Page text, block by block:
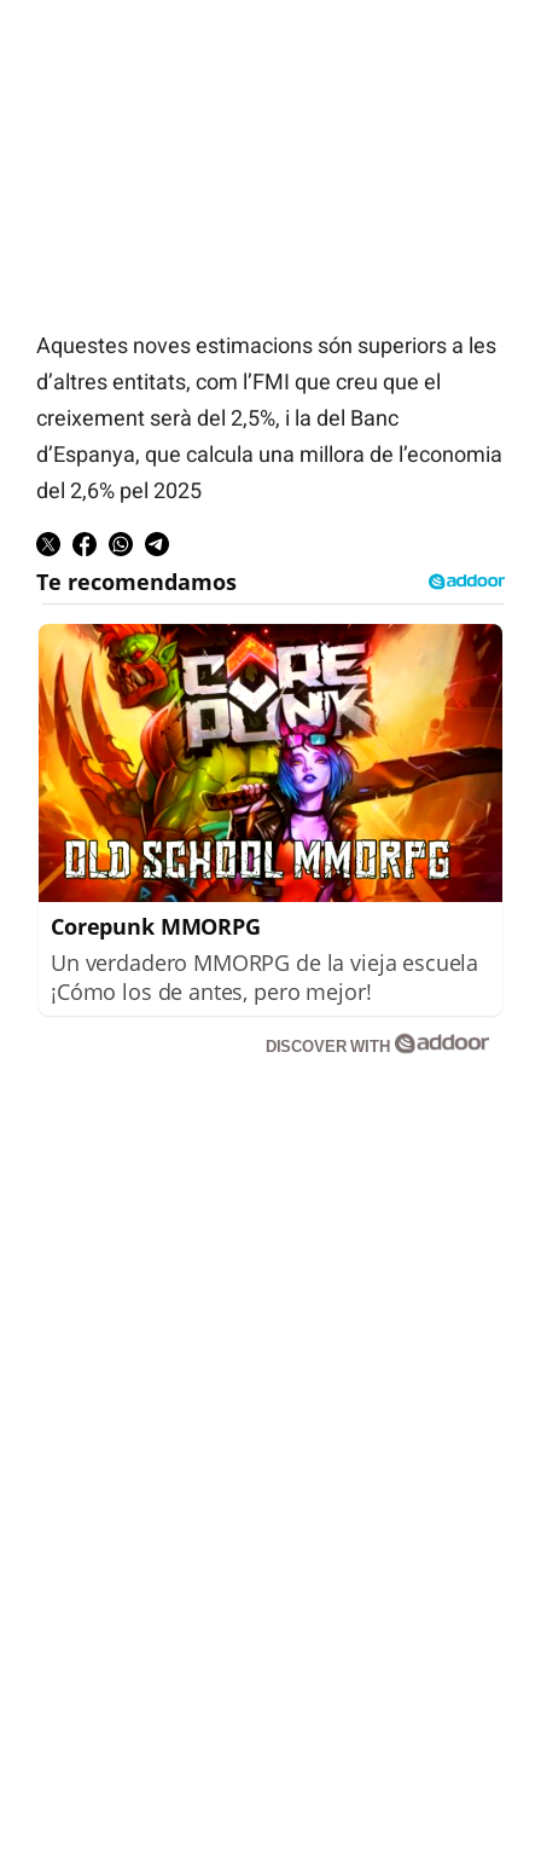
Aquestes noves estimacions són superiors a les
d’altres entitats, com l’FMI que creu que el
creixement serà del 2,5%, i la del Banc
d’Espanya, que calcula una millora de l’economia
del 2,6% pel 2025
Corepunk MMORPG
Un verdadero MMORPG de la vieja escuela
¡Cómo los de antes, pero mejor!
DISCOVER WITH